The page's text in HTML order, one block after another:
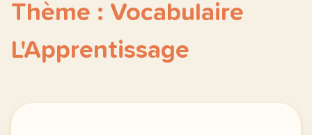
Thème : Vocabulaire
L'Apprentissage